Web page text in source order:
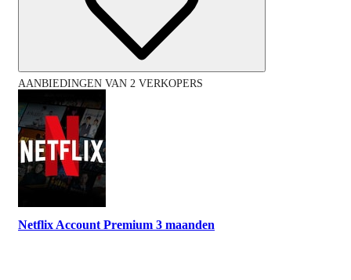
AANBIEDINGEN VAN 2 VERKOPERS
Netflix Account Premium 3 maanden